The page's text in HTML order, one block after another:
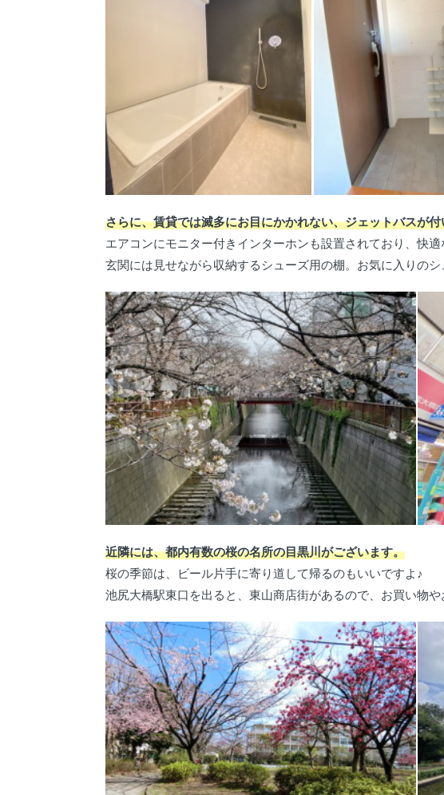
さらに、賃貸では滅多にお目にかかれない、ジェットバスが
エアコンにモニター付きインターホンも設置されており、快適
玄関には見せながら収納するシューズ用の棚。お気に入りのシ
近隣には、都内有数の桜の名所の目黒川がございます。
桜の季節は、ビール片手に寄り道して帰るのもいいですよ♪
池尻大橋駅東口を出ると、東山商店街があるので、お買い物や